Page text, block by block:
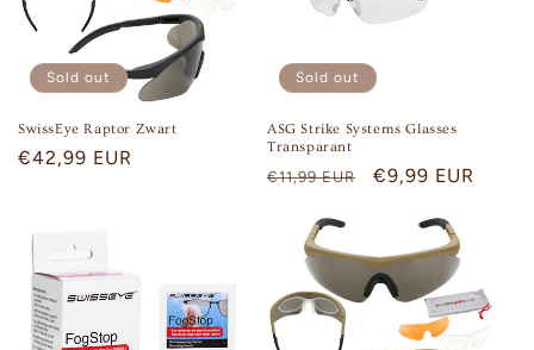
Sold out
SwissEye Raptor Zwart
Regular
€42,99 EUR
Sold out
ASG Strike Systems Glasses
Transparant
Regular
€11,99 EUR
Sale
€9,99 EUR